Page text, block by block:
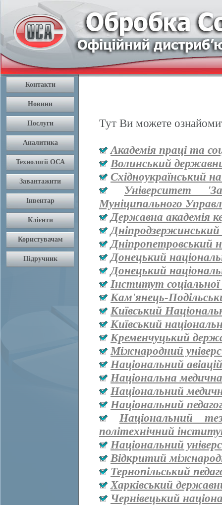
Тут Ви можете
Академія праці та
Волинський
Східноукраїнський
Університет
Муніципального
Державна академія
Дніпропетровський
Донецький
Донецький
Інститут
Кам'янець-
Київський
Київський
Кременчуцький
Міжнародний
Національний
Національна медична
Національний
Національний
Національний
політехнічний
Національний
Відкритий
Тернопільський
Харківський
Чернівецький